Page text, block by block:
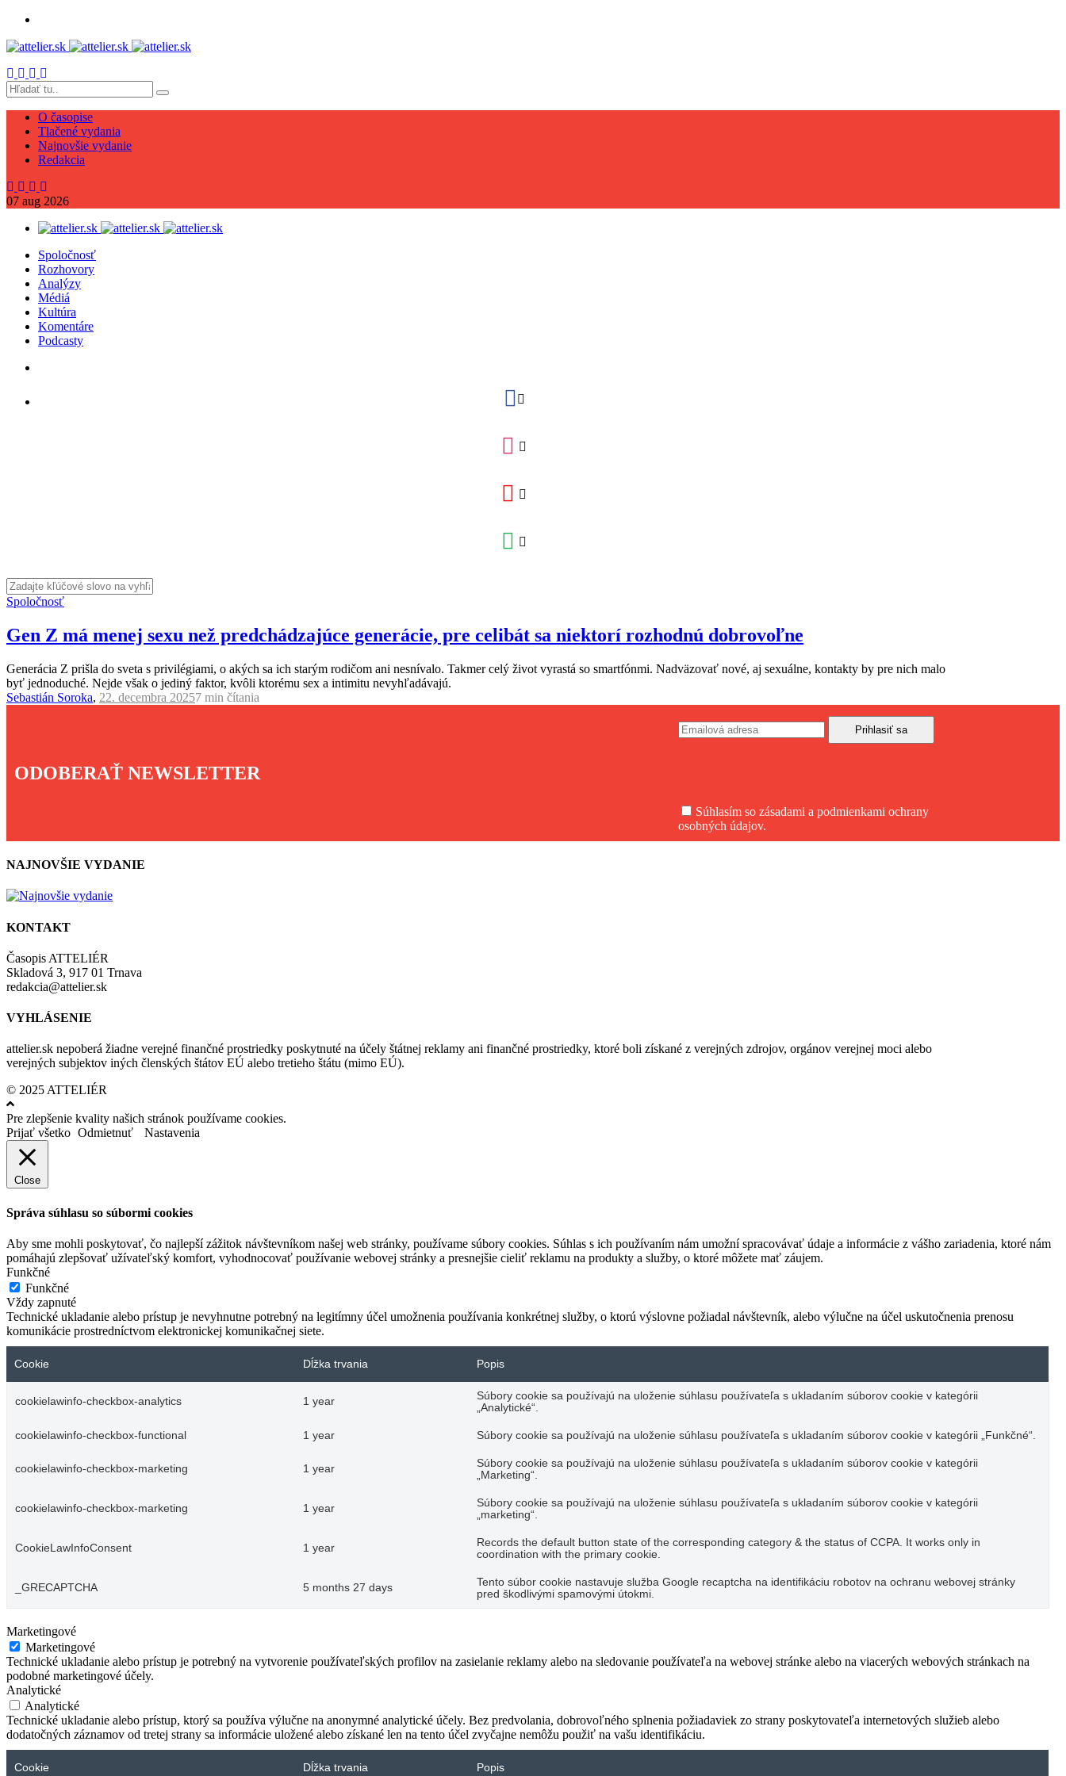
O časopise
Tlačené vydania
Najnovšie vydanie
Redakcia
07 aug 2026
Spoločnosť
Rozhovory
Analýzy
Médiá
Kultúra
Komentáre
Podcasty
Spoločnosť
Gen Z má menej sexu než predchádzajúce generácie, pre celibát sa niektorí rozhodnú dobrovoľne
Generácia Z prišla do sveta s privilégiami, o akých sa ich starým rodičom ani nesnívalo. Takmer celý život vyrastá so smartfónmi. Nadväzovať nové, aj sexuálne, kontakty by pre nich malo
byť jednoduché. Nejde však o jediný faktor, kvôli ktorému sex a intimitu nevyhľadávajú.
Sebastián Soroka, 22. decembra 20257 min čítania
ODOBERAŤ NEWSLETTER
Súhlasím so zásadami a podmienkami ochrany
osobných údajov.
NAJNOVŠIE VYDANIE
KONTAKT
Časopis ATTELIÉR
Skladová 3, 917 01 Trnava
redakcia@attelier.sk
VYHLÁSENIE
attelier.sk nepoberá žiadne verejné finančné prostriedky poskytnuté na účely štátnej reklamy ani finančné prostriedky, ktoré boli získané z verejných zdrojov, orgánov verejnej moci alebo
verejných subjektov iných členských štátov EÚ alebo tretieho štátu (mimo EÚ).
© 2025 ATTELIÉR
Pre zlepšenie kvality našich stránok používame cookies.
Prijať všetko Odmietnuť Nastavenia
Close
Správa súhlasu so súbormi cookies
Aby sme mohli poskytovať, čo najlepší zážitok návštevníkom našej web stránky, používame súbory cookies. Súhlas s ich používaním nám umožní spracovávať údaje a informácie z vášho zariadenia, ktoré nám
pomáhajú zlepšovať užívateľský komfort, vyhodnocovať používanie webovej stránky a presnejšie cieliť reklamu na produkty a služby, o ktoré môžete mať záujem.
Funkčné
Funkčné
Vždy zapnuté
Technické ukladanie alebo prístup je nevyhnutne potrebný na legitímny účel umožnenia používania konkrétnej služby, o ktorú výslovne požiadal návštevník, alebo výlučne na účel uskutočnenia prenosu
komunikácie prostredníctvom elektronickej komunikačnej siete.
Cookie Dĺžka trvania Popis
cookielawinfo-checkbox-analytics 1 year
Súbory cookie sa používajú na uloženie súhlasu používateľa s ukladaním súborov cookie v kategórii
„Analytické“.
cookielawinfo-checkbox-functional 1 year Súbory cookie sa používajú na uloženie súhlasu používateľa s ukladaním súborov cookie v kategórii „Funkčné“.
cookielawinfo-checkbox-marketing 1 year
Súbory cookie sa používajú na uloženie súhlasu používateľa s ukladaním súborov cookie v kategórii
„Marketing“.
cookielawinfo-checkbox-marketing 1 year
Súbory cookie sa používajú na uloženie súhlasu používateľa s ukladaním súborov cookie v kategórii
„marketing“.
CookieLawInfoConsent 1 year
Records the default button state of the corresponding category & the status of CCPA. It works only in
coordination with the primary cookie.
_GRECAPTCHA 5 months 27 days
Tento súbor cookie nastavuje služba Google recaptcha na identifikáciu robotov na ochranu webovej stránky
pred škodlivými spamovými útokmi.
Marketingové
Marketingové
Technické ukladanie alebo prístup je potrebný na vytvorenie používateľských profilov na zasielanie reklamy alebo na sledovanie používateľa na webovej stránke alebo na viacerých webových stránkach na
podobné marketingové účely.
Analytické
Analytické
Technické ukladanie alebo prístup, ktorý sa používa výlučne na anonymné analytické účely. Bez predvolania, dobrovoľného splnenia požiadaviek zo strany poskytovateľa internetových služieb alebo
dodatočných záznamov od tretej strany sa informácie uložené alebo získané len na tento účel zvyčajne nemôžu použiť na vašu identifikáciu.
Cookie Dĺžka trvania Popis